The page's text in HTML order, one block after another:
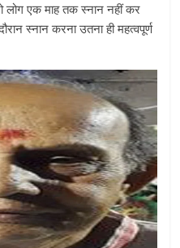
लोग एक माह तक स्नान नहीं कर
स्नान करना उतना ही महत्वपूर्ण